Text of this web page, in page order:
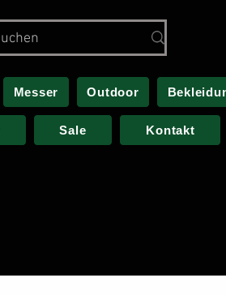
Messer Outdoor
Sale Kontakt